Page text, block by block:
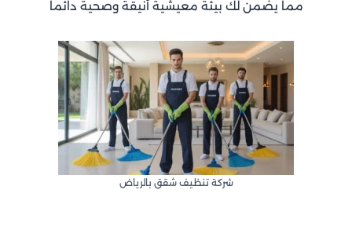
مما يضمن لك بيئة معيشية أنيقة وصحية دائماً
شركة تنظيف شقق بالرياض